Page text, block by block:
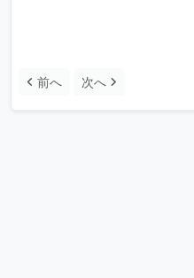
前へ 次へ